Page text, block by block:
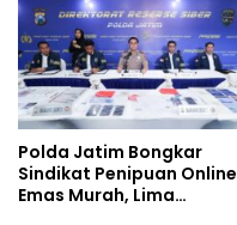
Polda Jatim Bongkar
Sindikat Penipuan Online
Emas Murah, Lima